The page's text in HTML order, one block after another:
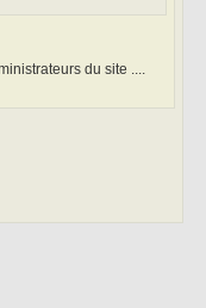
du site ....